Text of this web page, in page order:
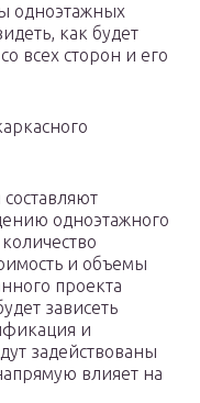
одноэтажных
как будет
всех сторон и его
одноэтажного
и объемы
проекта
зависеть
и
задействованы
влияет на